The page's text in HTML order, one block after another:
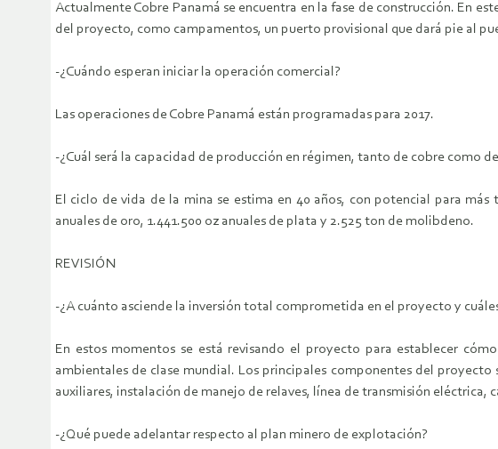
Actualmente Cobre Panamá se encuentra en la fase de construcción. En
del proyecto, como campamentos, un puerto provisional que dará pie al
-¿Cuándo esperan iniciar la operación comercial?
Las operaciones de Cobre Panamá están programadas para 2017.
-¿Cuál será la capacidad de producción en régimen, tanto de cobre como
El ciclo de vida de la mina se estima en 40 años, con potencial para
anuales de oro, 1.441.500 oz anuales de plata y 2.525 ton de molibdeno.
REVISIÓN
-¿A cuánto asciende la inversión total comprometida en el proyecto y
En estos momentos se está revisando el proyecto para establecer
ambientales de clase mundial. Los principales componentes del
auxiliares, instalación de manejo de relaves, línea de transmisión
-¿Qué puede adelantar respecto al plan minero de explotación?